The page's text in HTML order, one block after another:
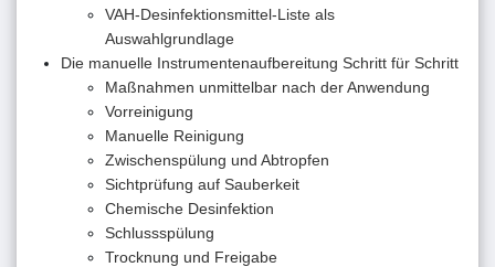
VAH-Desinfektionsmittel-Liste als
Auswahlgrundlage
Die manuelle Instrumentenaufbereitung Schritt für Schritt
Maßnahmen unmittelbar nach der Anwendung
Vorreinigung
Manuelle Reinigung
Zwischenspülung und Abtropfen
Sichtprüfung auf Sauberkeit
Chemische Desinfektion
Schlussspülung
Trocknung und Freigabe